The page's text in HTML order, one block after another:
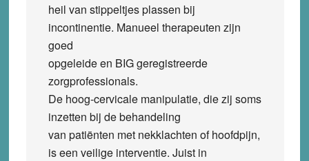
heil van stippeltjes plassen bij
incontinentie. Manueel therapeuten zijn
goed
opgeleide en BIG geregistreerde
zorgprofessionals.
De hoog-cervicale manipulatie, die zij soms
inzetten bij de behandeling
van patiënten met nekklachten of hoofdpijn,
is een veilige interventie. Juist in